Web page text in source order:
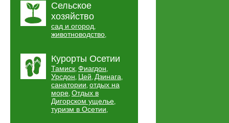
Сельское
хозяйство
сад и огород,
животноводство,
Курорты Осетии
Тамиск, Фиагдон,
Урсдон, Цей, Дзинага,
санатории, отдых на
море, Отдых в
Дигорском ущелье,
туризм в Осетии,